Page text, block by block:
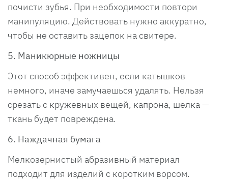
почисти зубья. При необходимости повтори
манипуляцию. Действовать нужно аккуратно,
чтобы не оставить зацепок на свитере.
5. Маникюрные ножницы
Этот способ эффективен, если катышков
немного, иначе замучаешься удалять. Нельзя
срезать с кружевных вещей, капрона, шелка —
ткань будет повреждена.
6. Наждачная бумага
Мелкозернистый абразивный материал
подходит для изделий с коротким ворсом.